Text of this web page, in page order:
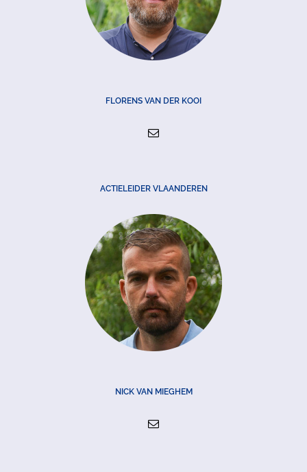
FLORENS VAN DER KOOI
ACTIELEIDER VLAANDEREN
NICK VAN MIEGHEM